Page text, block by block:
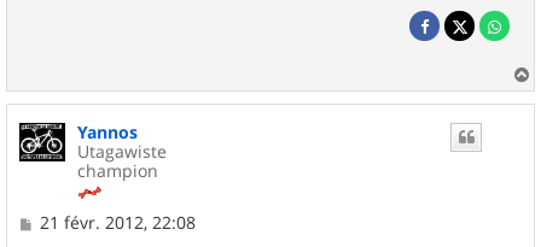
a
Yannos
Utagawiste
champion
M
21 févr. 2012, 22:08